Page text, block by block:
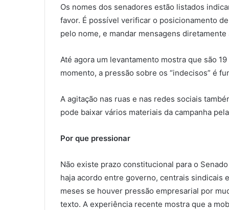
Os nomes dos senadores estão listados
favor. É possível verificar o posicionamento
pelo nome, e mandar mensagens diretamente
Até agora um levantamento mostra que são
momento, a pressão sobre os “indecisos” é
A agitação nas ruas e nas redes sociais
pode baixar vários materiais da campanha
Por que pressionar
Não existe prazo constitucional para o
haja acordo entre governo, centrais sindicais
meses se houver pressão empresarial por
texto. A experiência recente mostra que a